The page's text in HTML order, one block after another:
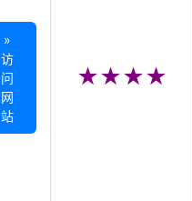
»
访
问
网
站
★★★★